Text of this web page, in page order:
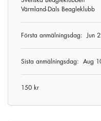
Värmland-Dals Beagleklubb
Första anmälningsdag:Jun
Sista anmälningsdag: Aug
150 kr